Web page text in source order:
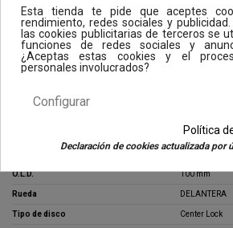
Características
9 mm
CITY DINAMO
O.L.D. 100 mm
Rueda DELANTERA
Tipo de disco Center Lock
Esta tienda te pide que aceptes
rendimiento, redes sociales y
las cookies publicitarias de terceros se
funciones de redes sociales y
¿Aceptas estas cookies y el
personales involucrados?
Configurar
Política
Declaración de cookies actualizada por